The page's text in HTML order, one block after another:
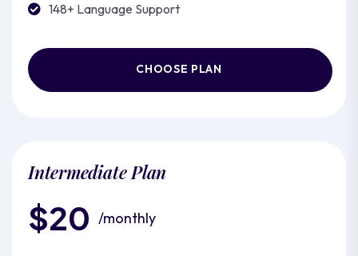
148+ Language Support
CHOOSE PLAN
Intermediate Plan
$20 /monthly